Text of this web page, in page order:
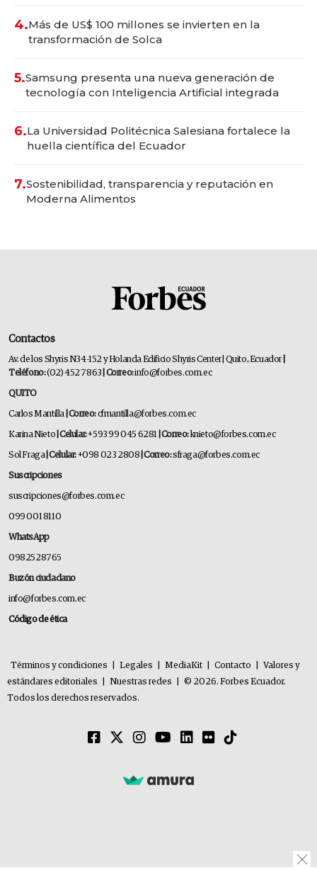
4.Más de US$ 100 millones se invierten en la
transformación de Solca
5.Samsung presenta una nueva generación de
tecnología con Inteligencia Artificial integrada
6.La Universidad Politécnica Salesiana fortalece la
huella científica del Ecuador
7.Sostenibilidad, transparencia y reputación en
Moderna Alimentos
Contactos
Av. de los Shyris N34-152 y Holanda Edificio Shyris Center | Quito, Ecuador
Teléfono:(02) 452 7863 | Correo:info@forbes.com.ec
QUITO
Carlos Mantilla | Correo:cfmantilla@forbes.com.ec
Karina Nieto | Celular:+593 99 045 6281 | Correo: knieto@forbes.com.ec
Sol Fraga | Celular:+098 023 2808 | Correo:sfraga@forbes.com.ec
Suscripciones
suscripciones@forbes.com.ec
099 001 8110
WhatsApp
0982528765
Buzón ciudadano
info@forbes.com.ec
Código de ética
Términos y condiciones Legales MediaKit Contacto
Valores y
estándares editoriales
Nuestras redes
© 2026. Forbes Ecuador.
Todos los derechos reservados.